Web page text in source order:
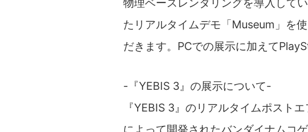
物理ベースレンダリングを導入して
たリアルタイムデモ「Museum」を
だきます。PCでの展示に加えて
-『YEBIS 3』の展示について-
『YEBIS 3』のリアルタイムポスト
によって開発されたバンダイナムコ